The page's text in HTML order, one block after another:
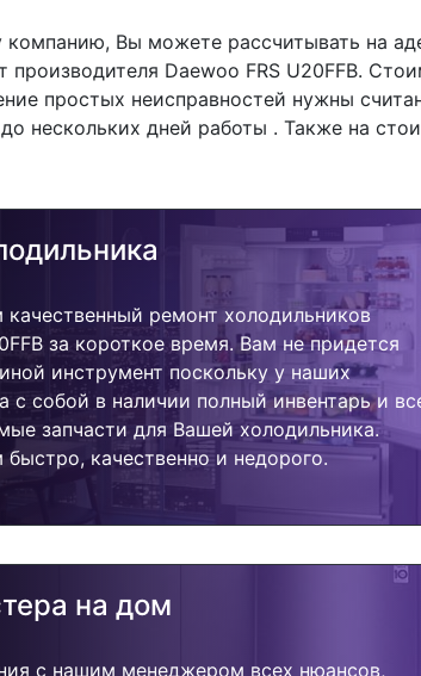
Вы можете рассчитывать на
Daewoo FRS U20FFB.
простых неисправностей нужны
нескольких дней работы . Также на
ремонт холодильников
за короткое время. Вам не придется
инструмент поскольку у наших
с собой в наличии полный инвентарь и
запчасти для Вашей холодильника.
качественно и недорого.
на дом
с нашим менеджером всех нюансов,